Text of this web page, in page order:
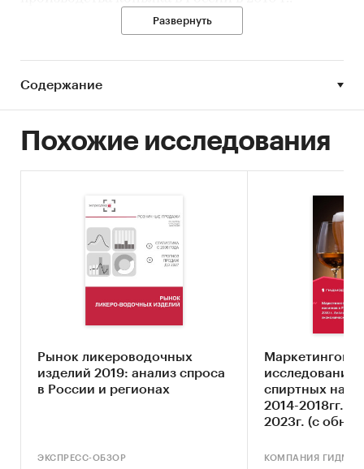
 По предприятиям производителям
 По федеральным округам
 По Субъектам федерации
алкогольных напитков в Россию в 2010 г. в
натуральном и стоимостном выражении по
 абсент
 аперитив
 арманьяк
 бренди
 виски
 водка
Развернуть
Содержание
Похожие исследования
Рынок ликероводочных
изделий 2019: анализ спроса
в России и регионах
ЭКСПРЕСС-ОБЗОР
Маркетинговое
исследование
спиртных
2014-2018гг.,
2023г. (с
КОМПАНИЯ